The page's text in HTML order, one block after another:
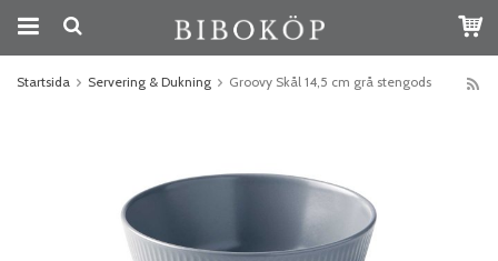
Startsida Servering & Dukning Groovy Skål 14,5 cm grå stengods